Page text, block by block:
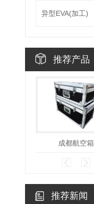
异型EVA(加工)
推荐产品
成都航空箱
推荐新闻